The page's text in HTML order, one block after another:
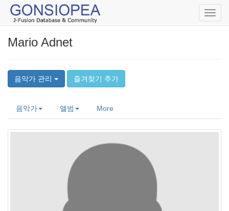
Mario Adnet
음악가 관리 즐겨찾기 추가
음악가 앨범 More